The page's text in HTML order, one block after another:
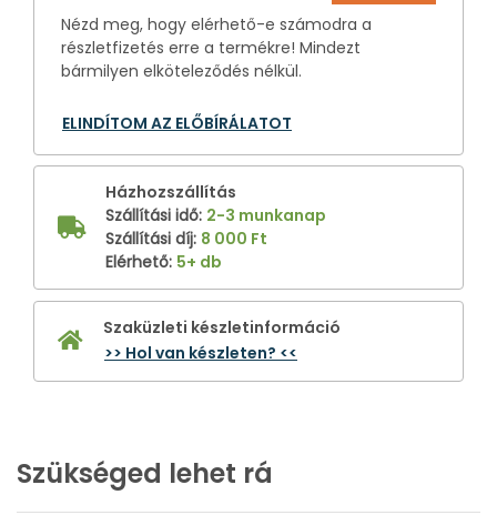
Nézd meg, hogy elérhető-e számodra a
részletfizetés erre a termékre! Mindezt
bármilyen elköteleződés nélkül.
ELINDÍTOM AZ ELŐBÍRÁLATOT
Házhozszállítás
Szállítási idő: 2-3 munkanap
Szállítási díj: 8 000 Ft
Elérhető: 5+ db
Szaküzleti készletinformáció
>> Hol van készleten? <<
Szükséged lehet rá